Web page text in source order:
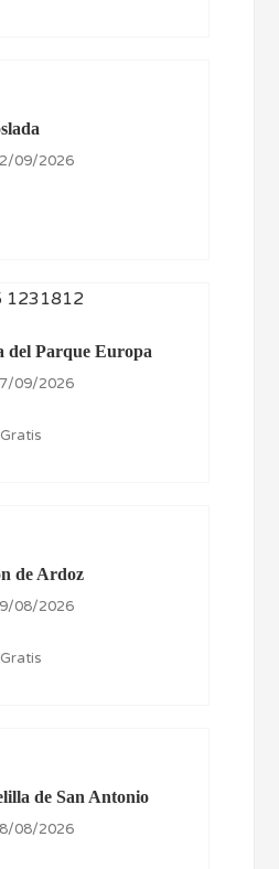
09/2026
del Parque Europa
09/2026
de Ardoz
08/2026
de San Antonio
08/2026